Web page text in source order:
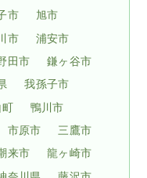
市
旭市
市
浦安市
田市
鎌ヶ谷市
我孫子市
町
鴨川市
市原市
三鷹市
来市
龍ヶ崎市